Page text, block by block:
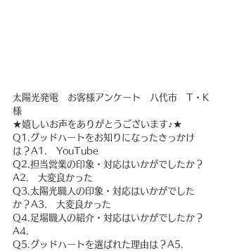
太陽光発電　お客様アンケート　八代市　T・K
様
★嬉しいお声をありがとうございます♪★
Q1.グッドハートをお知りになったきっかけ
は？A1.　YouTube
Q2.担当営業の印象・対応はいかがでしたか？
A2.　大変良かった
Q3.太陽光職人の印象・対応はいかがでした
か？A3.　大変良かった
Q4.足場職人の紹介・対応はいかがでしたか？
A4.
Q5.グッドハートを選ばれた理由は？A5.